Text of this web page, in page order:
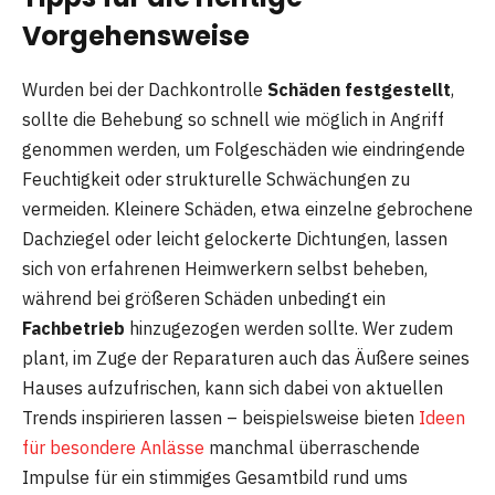
Vorgehensweise
Wurden bei der Dachkontrolle Schäden festgestellt,
sollte die Behebung so schnell wie möglich in Angriff
genommen werden, um Folgeschäden wie eindringende
Feuchtigkeit oder strukturelle Schwächungen zu
vermeiden. Kleinere Schäden, etwa einzelne gebrochene
Dachziegel oder leicht gelockerte Dichtungen, lassen
sich von erfahrenen Heimwerkern selbst beheben,
während bei größeren Schäden unbedingt ein
Fachbetrieb hinzugezogen werden sollte. Wer zudem
plant, im Zuge der Reparaturen auch das Äußere seines
Hauses aufzufrischen, kann sich dabei von aktuellen
Trends inspirieren lassen – beispielsweise bieten Ideen
für besondere Anlässe manchmal überraschende
Impulse für ein stimmiges Gesamtbild rund ums